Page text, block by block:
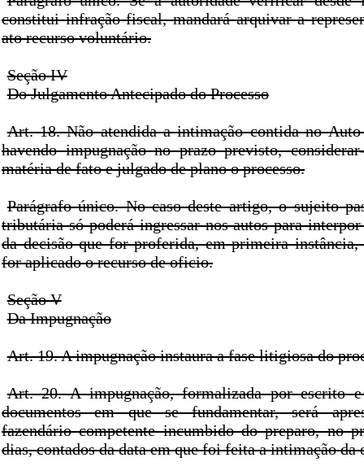
constitui infração fiscal, mandará arquivar a
ato recurso voluntário.
Seção IV
Do Julgamento Antecipado do Processo
Art. 18. Não atendida a intimação contida no
havendo impugnação no prazo previsto,
matéria de fato e julgado de plano o processo.
Parágrafo único. No caso deste artigo, o sujeito
tributária só poderá ingressar nos autos para
da decisão que for proferida, em primeira instância,
for aplicado o recurso de oficio.
Seção V
Da Impugnação
Art. 19. A impugnação instaura a fase litigiosa do
Art. 20. A impugnação, formalizada por escrito
documentos em que se fundamentar, será
fazendário competente incumbido do preparo, no
dias, contados da data em que foi feita a intimação da